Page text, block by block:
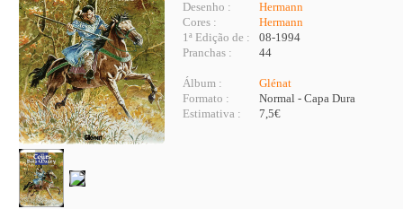
Desenho :
Hermann
Cores :
Hermann
1ª Edição de :
08-1994
Pranchas :
44
Álbum :
Glénat
Formato :
Normal - Capa Dura
Estimativa :
7,5€